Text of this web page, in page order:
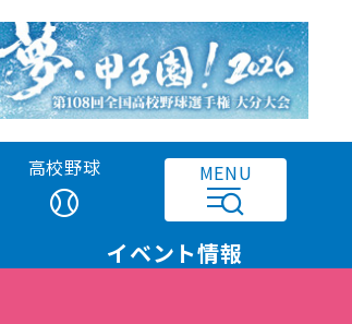
高校野球 MENU
イベント情報